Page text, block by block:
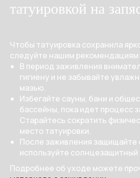
татуировкой на
Чтобы татуировка сохранила
следуйте нашим рекомендациям:
В период заживления
гигиену и не забывайте
мазью.
Избегайте сауны, бани и
бассейны, пока идет процесс
Старайтесь сократить
место татуировки.
После заживления защищайте
используйте солнцезащитный
Подробнее об уходе можете